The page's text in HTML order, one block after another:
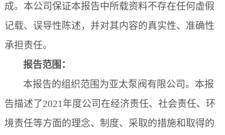
成。本公司保证本报告中所载资料不存在任何虚假
记载、误导性陈述，并对其内容的真实性、准确性
承担责任。
报告范围：
本报告的组织范围为亚太泵阀有限公司。本报
告描述了2021年度公司在经济责任、社会责任、环
境责任等方面的理念、制度、采取的措施和取得的